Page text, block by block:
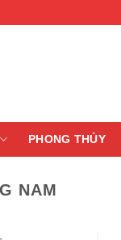
PHONG THỦY
NAM